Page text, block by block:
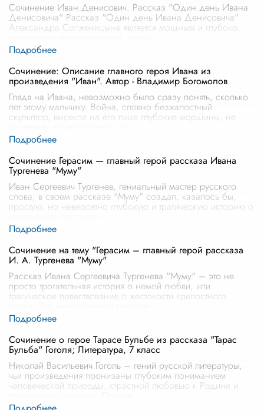
Сочинение Иван Денисович. Рассказ "Один день Ивана
Денисовича" Рассказ "Один день Ивана Денисовича"
Александра Солженицына является мощным и глубоко
Сочинение: Описание главного героя Ивана из
произведения "Иван". Автор - Владимир Богомолов
Глядя на Ивана, невозможно было сразу понять, сколько
лет этому мальчику. Война, словно безжалостный
скульптор, высекла на его лице глубокие морщины, не
Сочинение Герасим — главный герой рассказа Ивана
Тургенева "Муму"
Иван Сергеевич Тургенев, гениальный мастер русского
слова, в своем рассказе "Муму" создал, казалось бы,
простую, но невероятно глубокую и трагическую историю о
Сочинение на тему "Герасим – главный герой рассказа
И. А. Тургенева "Муму"
Рассказ Ивана Сергеевича Тургенева "Муму" – это не
просто трогательная история о немой любви, или
трагическое повествование о жестокости крепостного
Сочинение о герое Tарасе Бульбе из рассказа "Тарас
Бульба" Гоголя; Литература, 7 класс
Николай Васильевич Гоголь – гений русской литературы,
чьи произведения пронизаны глубоким пониманием
человеческой природы, страстной любовью к Родине и